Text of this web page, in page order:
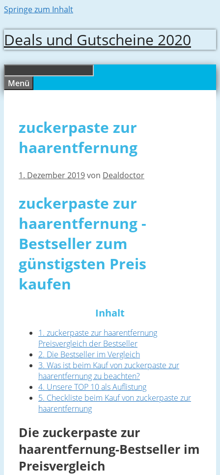
Springe zum Inhalt
Deals und Gutscheine 2020
Menü
zuckerpaste zur
haarentfernung
1. Dezember 2019von Dealdoctor
zuckerpaste zur
haarentfernung -
Bestseller zum
günstigsten Preis
kaufen
Inhalt
1. zuckerpaste zur haarentfernung
Preisvergleich der Bestseller
2. Die Bestseller im Vergleich
3. Was ist beim Kauf von zuckerpaste zur
haarentfernung zu beachten?
4. Unsere TOP 10 als Auflistung
5. Checkliste beim Kauf von zuckerpaste zur
haarentfernung
Die zuckerpaste zur
haarentfernung-Bestseller im
Preisvergleich